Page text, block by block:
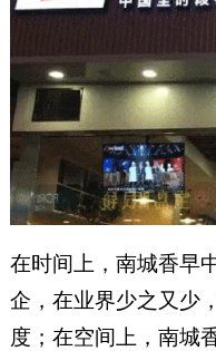
在时间上，南城香早
企，在业界少之又少
度；在空间上，南城